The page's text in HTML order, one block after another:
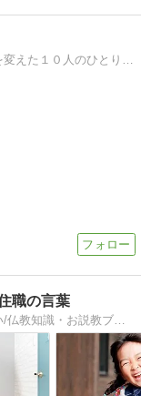
仏陀やガンジーと並んで、インドの運命を変えた１０人のひとりに選ばれた、Oshoの愛と瞑想の教えを紹介
職の言葉
仏教の教えで悩みある方の手助けをしたい/仏教知識・お説教ブロガー/仏教の知識で自己啓発/仏教知識ブログ 是非見て見てください